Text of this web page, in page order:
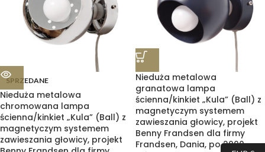
SPRZEDANE
Nieduża metalowa
chromowana lampa
ścienna/kinkiet „Kula” (Ball) z
magnetyczym systemem
zawieszania głowicy, projekt
Nieduża metalowa
granatowa lampa
ścienna/kinkiet „Kula” (Ball) z
magnetyczym systemem
zawieszania głowicy, projekt
Benny Frandsen dla firmy
Frandsen, Dania, po 2000